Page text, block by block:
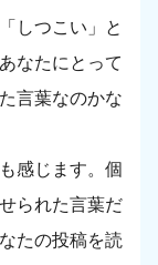
しつこい」と
なたにとって
言葉なのかな
感じます。個
られた言葉だ
たの投稿を読